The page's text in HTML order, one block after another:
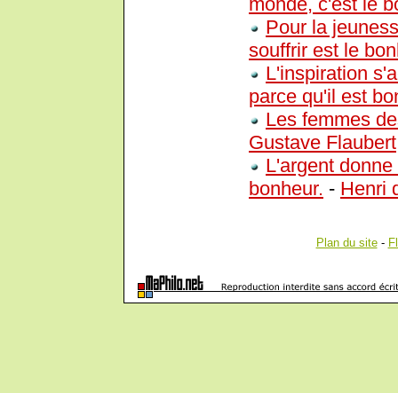
Pour la
souffrir est le
L'inspiration
parce qu'il est
Les femmes
Gustave Flaubert
L'argent
bonheur. - Henri
Plan du site-